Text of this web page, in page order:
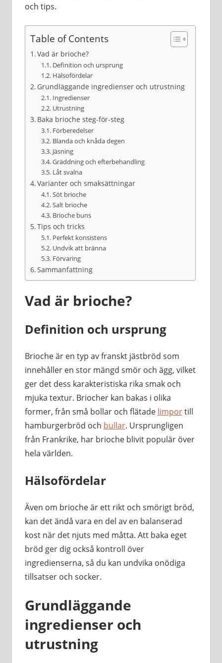
och tips.
Table of Contents
Vad är brioche?
Definition och ursprung
Hälsofördelar
Grundläggande ingredienser och utrustning
Ingredienser
Utrustning
Baka brioche steg-för-steg
Förberedelser
Blanda och knåda degen
Jäsning
Gräddning och efterbehandling
Låt svalna
Varianter och smaksättningar
Söt brioche
Salt brioche
Brioche buns
Tips och tricks
Perfekt konsistens
Undvik att bränna
Förvaring
Sammanfattning
Vad är brioche?
Definition och ursprung
Brioche är en typ av franskt jästbröd som
innehåller en stor mängd smör och ägg, vilket
ger det dess karakteristiska rika smak och
mjuka textur. Briocher kan bakas i olika
former, från små bollar och flätade limportill
hamburgerbröd och bullar. Ursprungligen
från Frankrike, har brioche blivit populär över
hela världen.
Hälsofördelar
Även om brioche är ett rikt och smörigt bröd,
kan det ändå vara en del av en balanserad
kost när det njuts med måtta. Att baka eget
bröd ger dig också kontroll över
ingredienserna, så du kan undvika onödiga
tillsatser och socker.
Grundläggande
ingredienser och
utrustning